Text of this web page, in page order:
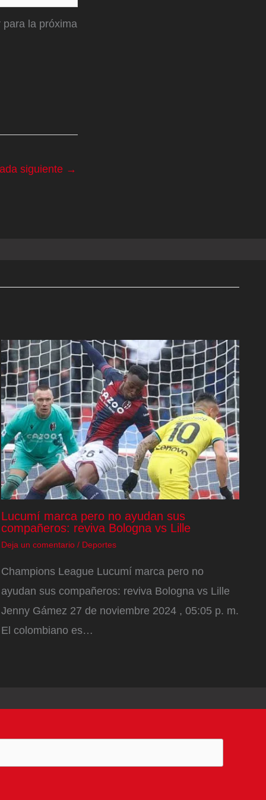
para la próxima
siguiente →
Lucumí marca pero no ayudan sus
compañeros: reviva Bologna vs Lille
Deja un comentario / Deportes
Champions League Lucumí marca pero no
ayudan sus compañeros: reviva Bologna vs Lille
Jenny Gámez 27 de noviembre 2024 , 05:05 p. m.
El colombiano es…